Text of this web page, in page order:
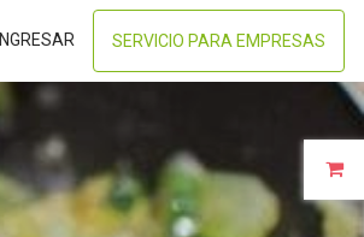
INGRESAR SERVICIO PARA EMPRESAS